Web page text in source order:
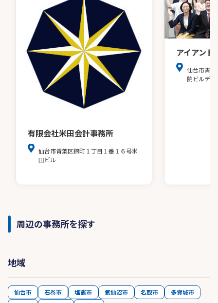
有限会社米田会計事務所
仙台市青葉区錦町１丁目１番１６号米
田ビル
アイアン
仙台市青葉
院ビルディ
周辺の事務所を探す
地域
仙台市 石巻市 塩竈市 気仙沼市 名取市
多賀城市